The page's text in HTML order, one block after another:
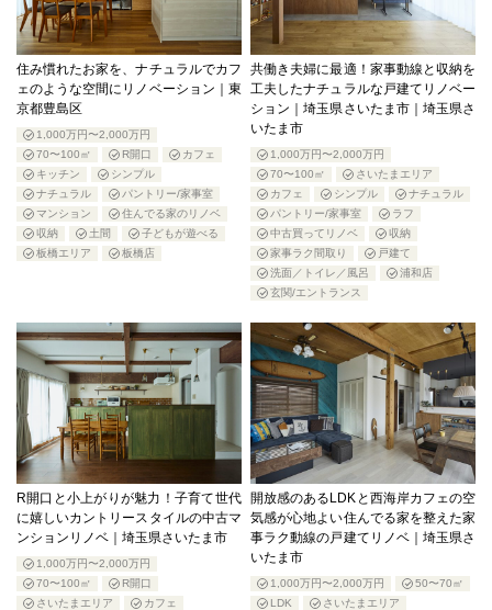
住み慣れたお家を、ナチュラルでカフ
ェのような空間にリノベーション｜東
京都豊島区
1,000万円〜2,000万円
70〜100㎡
R開口
カフェ
キッチン
シンプル
ナチュラル
パントリー/家事室
マンション
住んでる家のリノベ
収納
土間
子どもが遊べる
板橋エリア
板橋店
共働き夫婦に最適！家事動線と収納を
工夫したナチュラルな戸建てリノベー
ション｜埼玉県さいたま市｜埼玉県さ
いたま市
1,000万円〜2,000万円
70〜100㎡
さいたまエリア
カフェ
シンプル
ナチュラル
パントリー/家事室
ラフ
中古買ってリノベ
収納
家事ラク間取り
戸建て
洗面／トイレ／風呂
浦和店
玄関/エントランス
R開口と小上がりが魅力！子育て世代
に嬉しいカントリースタイルの中古マ
ンションリノベ｜埼玉県さいたま市
1,000万円〜2,000万円
70〜100㎡
R開口
さいたまエリア
カフェ
開放感のあるLDKと西海岸カフェの空
気感が心地よい住んでる家を整えた家
事ラク動線の戸建てリノベ｜埼玉県さ
いたま市
1,000万円〜2,000万円
50〜70㎡
LDK
さいたまエリア